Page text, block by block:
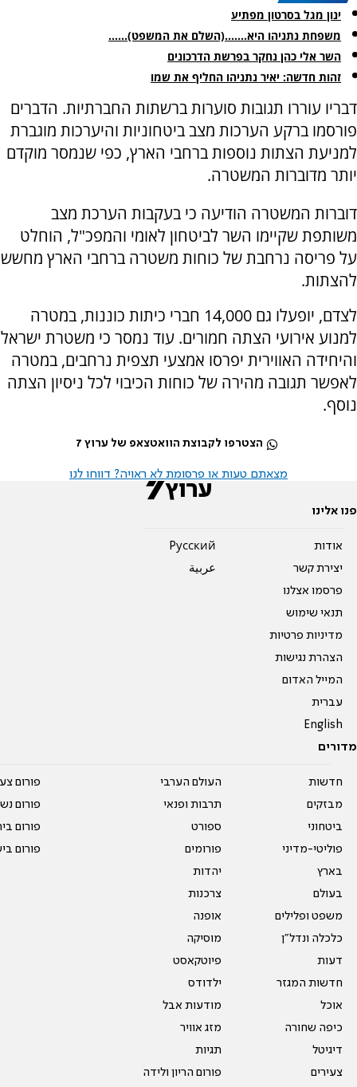
ינון מגל בסרטון מפתיע
משפחת נתניהו היא.......(השלם את המשפט)......
השר אלי כהן נחקר בפרשת הדרכונים
זהות חדשה: יאיר נתניהו החליף את שמו
דבריו עוררו תגובות סוערות ברשתות החברתיות. הדברים
פורסמו ברקע הערכות מצב ביטחוניות והיערכות מוגברת
למניעת הצתות נוספות ברחבי הארץ, כפי שנמסר מוקדם
יותר מדוברות המשטרה.
דוברות המשטרה הודיעה כי בעקבות הערכת מצב
משותפת שקיימו השר לביטחון לאומי והמפכ"ל, הוחלט
על פריסה נרחבת של כוחות משטרה ברחבי הארץ מחשש
להצתות.
לצדם, יופעלו גם 14,000 חברי כיתות כוננות, במטרה
למנוע אירועי הצתה חמורים. עוד נמסר כי משטרת ישראל
והיחידה האווירית יפרסו אמצעי תצפית נרחבים, במטרה
לאפשר תגובה מהירה של כוחות הכיבוי לכל ניסיון הצתה
נוסף.
הצטרפו לקבוצת הוואטצאפ של ערוץ 7
מצאתם טעות או פרסומת לא ראויה? דווחו לנו
פנו אלינו
אודות
יצירת קשר
פרסמו אצלנו
תנאי שימוש
מדיניות פרטיות
הצהרת נגישות
המייל האדום
עברית
English
Pусский
عربية
מדורים
חדשות
מבזקים
ביטחוני
פוליטי-מדיני
בארץ
בעולם
משפט ופלילים
כלכלה ונדל"ן
דעות
חדשות המגזר
אוכל
כיפה שחורה
דיגיטל
צעירים
העולם הערבי
תרבות ופנאי
ספורט
פורומים
יהדות
צרכנות
אופנה
מוסיקה
פיוטקאסט
ילדודס
מודעות אבל
מזג אוויר
תגיות
פורום הריון ולידה
פורום
פורום
פורום
פורום